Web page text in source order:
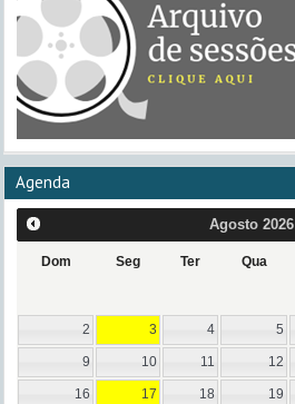
Agenda
Agosto 2026
Dom Seg Ter Qua
2 3 4 5
9 10 11 12
16 17 18 19